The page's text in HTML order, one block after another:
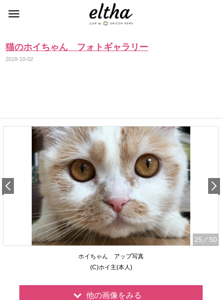
猫のホイちゃん フォトギャラリー
2018-10-02
25 ／50
ホイちゃん アップ写真
(C)ホイ主(本人)
他の画像をみる